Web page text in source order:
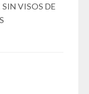
VISOS DE